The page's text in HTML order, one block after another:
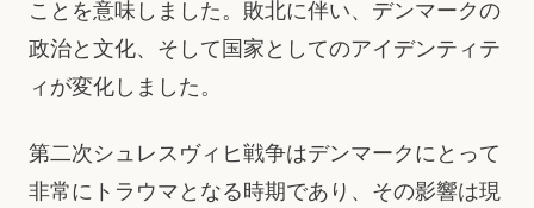
ことを意味しました。敗北に伴い、デンマークの
政治と文化、そして国家としてのアイデンティテ
ィが変化しました。
第二次シュレスヴィヒ戦争はデンマークにとって
非常にトラウマとなる時期であり、その影響は現